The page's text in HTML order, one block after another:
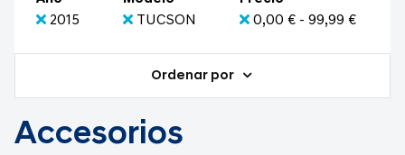
2015
TUCSON
0,00 € - 99,99 €
Ordenar por
Accesorios